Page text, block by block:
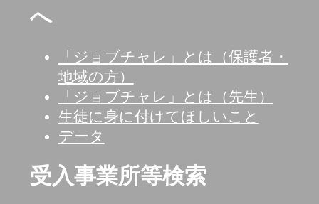
へ
「ジョブチャレ」とは（保護者・
地域の方）
「ジョブチャレ」とは（先生）
生徒に身に付けてほしいこと
データ
受入事業所等検索